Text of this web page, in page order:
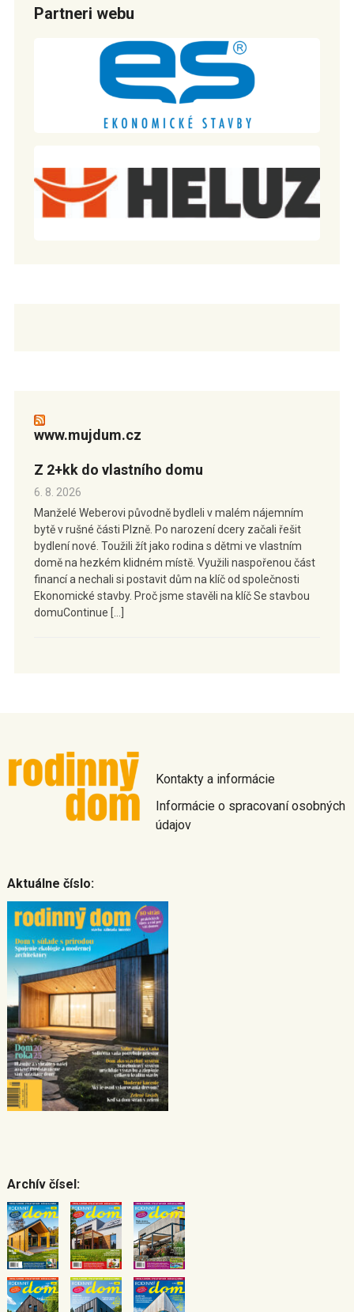
Partneri webu
www.mujdum.cz
Z 2+kk do vlastního domu
6. 8. 2026
Manželé Weberovi původně bydleli v malém nájemním
bytě v rušné části Plzně. Po narození dcery začali řešit
bydlení nové. Toužili žít jako rodina s dětmi ve vlastním
domě na hezkém klidném místě. Využili naspořenou část
financí a nechali si postavit dům na klíč od společnosti
Ekonomické stavby. Proč jsme stavěli na klíč Se stavbou
domuContinue […]
Kontakty a informácie
Informácie o spracovaní osobných
údajov
Aktuálne číslo:
Archív čísel: